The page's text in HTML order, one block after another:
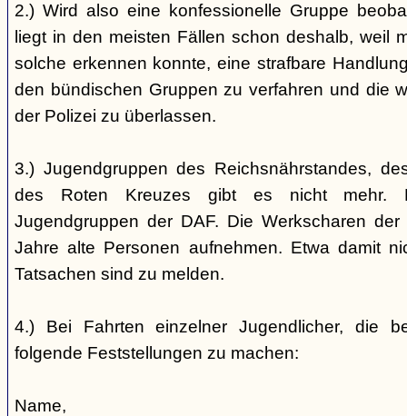
2.) Wird also eine konfessionelle Gruppe
liegt in den meisten Fällen schon deshalb, weil
solche erkennen konnte, eine strafbare
den bündischen Gruppen zu verfahren und die
der Polizei zu überlassen.
3.) Jugendgruppen des Reichsnährstandes,
des Roten Kreuzes gibt es nicht mehr.
Jugendgruppen der DAF. Die Werkscharen
Jahre alte Personen aufnehmen. Etwa damit
Tatsachen sind zu melden.
4.) Bei Fahrten einzelner Jugendlicher, die
folgende Feststellungen zu machen:
Name,